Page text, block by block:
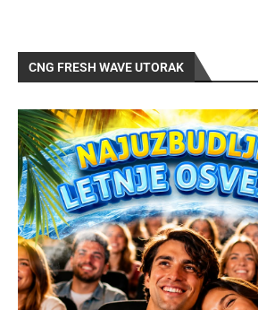
CNG FRESH WAVE UTORAK